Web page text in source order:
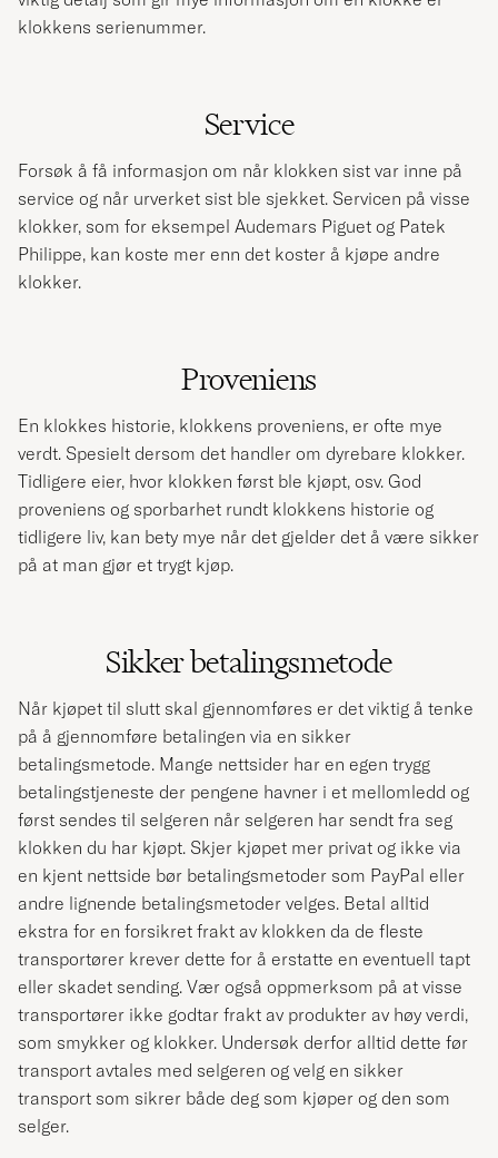
klokkens serienummer.
Service
Forsøk å få informasjon om når klokken sist var inne på
service og når urverket sist ble sjekket. Servicen på visse
klokker, som for eksempel Audemars Piguet og Patek
Philippe, kan koste mer enn det koster å kjøpe andre
klokker.
Proveniens
En klokkes historie, klokkens proveniens, er ofte mye
verdt. Spesielt dersom det handler om dyrebare klokker.
Tidligere eier, hvor klokken først ble kjøpt, osv. God
proveniens og sporbarhet rundt klokkens historie og
tidligere liv, kan bety mye når det gjelder det å være sikker
på at man gjør et trygt kjøp.
Sikker betalingsmetode
Når kjøpet til slutt skal gjennomføres er det viktig å tenke
på å gjennomføre betalingen via en sikker
betalingsmetode. Mange nettsider har en egen trygg
betalingstjeneste der pengene havner i et mellomledd og
først sendes til selgeren når selgeren har sendt fra seg
klokken du har kjøpt. Skjer kjøpet mer privat og ikke via
en kjent nettside bør betalingsmetoder som PayPal eller
andre lignende betalingsmetoder velges. Betal alltid
ekstra for en forsikret frakt av klokken da de fleste
transportører krever dette for å erstatte en eventuell tapt
eller skadet sending. Vær også oppmerksom på at visse
transportører ikke godtar frakt av produkter av høy verdi,
som smykker og klokker. Undersøk derfor alltid dette før
transport avtales med selgeren og velg en sikker
transport som sikrer både deg som kjøper og den som
selger.